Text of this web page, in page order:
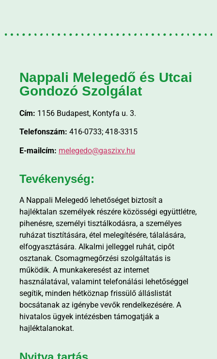
Nappali Melegedő és Utcai
Gondozó Szolgálat
Cím: 1156 Budapest, Kontyfa u. 3.
Telefonszám: 416-0733; 418-3315
E-mailcím: melegedo@gaszixv.hu
Tevékenység:
A Nappali Melegedő lehetőséget biztosít a
hajléktalan személyek részére közösségi együttlétre,
pihenésre, személyi tisztálkodásra, a személyes
ruházat tisztítására, étel melegítésére, tálalására,
elfogyasztására. Alkalmi jelleggel ruhát, cipőt
osztanak. Csomagmegőrzési szolgáltatás is
működik. A munkakeresést az internet
használatával, valamint telefonálási lehetőséggel
segítik, minden hétköznap frissülő álláslistát
bocsátanak az igénybe vevők rendelkezésére. A
hivatalos ügyek intézésben támogatják a
hajléktalanokat.